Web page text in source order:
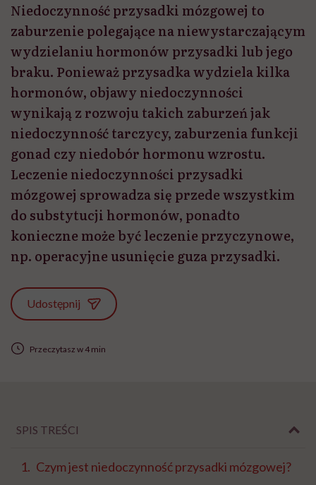
Niedoczynność przysadki mózgowej to
zaburzenie polegające na niewystarczającym
wydzielaniu hormonów przysadki lub jego
braku. Ponieważ przysadka wydziela kilka
hormonów, objawy niedoczynności
wynikają z rozwoju takich zaburzeń jak
niedoczynność tarczycy, zaburzenia funkcji
gonad czy niedobór hormonu wzrostu.
Leczenie niedoczynności przysadki
mózgowej sprowadza się przede wszystkim
do substytucji hormonów, ponadto
konieczne może być leczenie przyczynowe,
np. operacyjne usunięcie guza przysadki.
Udostępnij
Przeczytasz w 4 min
SPIS TREŚCI
Czym jest niedoczynność przysadki mózgowej?